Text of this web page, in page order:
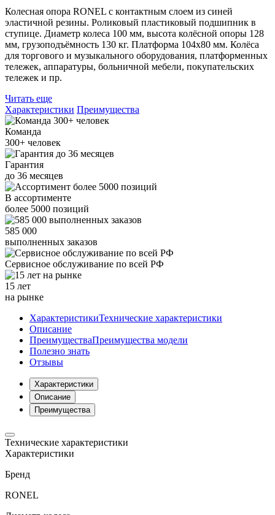
Колесная опора RONEL с контактным слоем из синей
эластичной резины. Роликовый пластиковый подшипник в
ступице. Диаметр колеса 100 мм, высота колёсной опоры 128
мм, грузоподъёмность 130 кг. Платформа 104x80 мм. Колёса
для торгового и музыкального оборудования, платформенных
тележек, аппаратуры, больничной мебели, покупательских
тележек и пр.
Читать еще
Характеристики Преимущества
Команда
300+ человек
Гарантия
до 36 месяцев
В ассортименте
более 5000 позиций
585 000
выполненных заказов
Сервисное обслуживание по всей РФ
15 лет
на рынке
ХарактеристикиТехнические характеристики
Описание
ПреимуществаПреимущества модели
Полезно знать
Отзывы
Характеристики
Описание
Преимущества
Технические характеристики
Характеристики
Бренд
RONEL